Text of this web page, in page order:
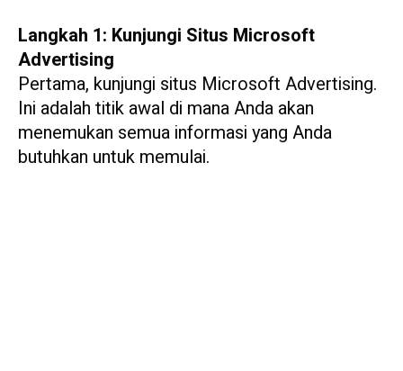
Langkah 1: Kunjungi Situs Microsoft
Advertising
Pertama, kunjungi situs Microsoft Advertising.
Ini adalah titik awal di mana Anda akan
menemukan semua informasi yang Anda
butuhkan untuk memulai.